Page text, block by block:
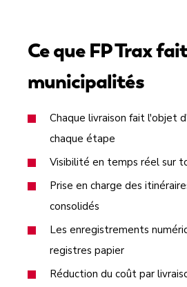
Ce que FP Trax
municipalités
Chaque livraison fait l'objet
chaque étape
Visibilité en temps réel sur
Prise en charge des
consolidés
Les enregistrements
registres papier
Réduction du coût par